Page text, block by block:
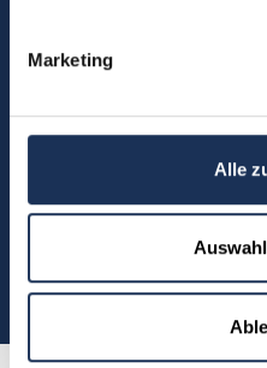
Marketing
Alle
Sie möchten
uns aufnehmen?
(0)5304